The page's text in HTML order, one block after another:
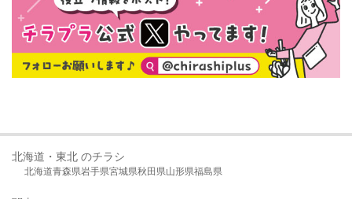
北海道・東北 のチラシ
北海道青森県岩手県宮城県秋田県山形県福島県